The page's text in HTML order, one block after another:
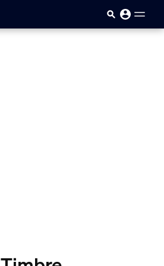
Saltar al contenido principal